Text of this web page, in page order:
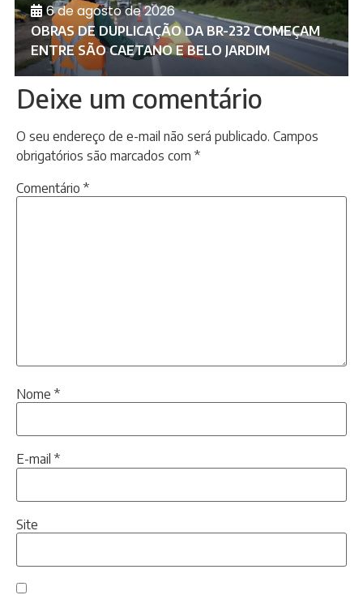
6 de agosto de 2026
OBRAS DE DUPLICAÇÃO DA BR-232 COMEÇAM
ENTRE SÃO CAETANO E BELO JARDIM
Deixe um comentário
O seu endereço de e-mail não será publicado. Campos
obrigatórios são marcados com *
Comentário *
Nome *
E-mail *
Site